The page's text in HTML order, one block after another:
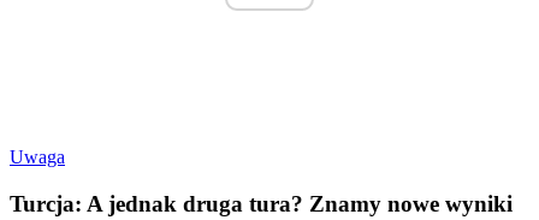
Uwaga
Turcja: A jednak druga tura? Znamy nowe wyniki